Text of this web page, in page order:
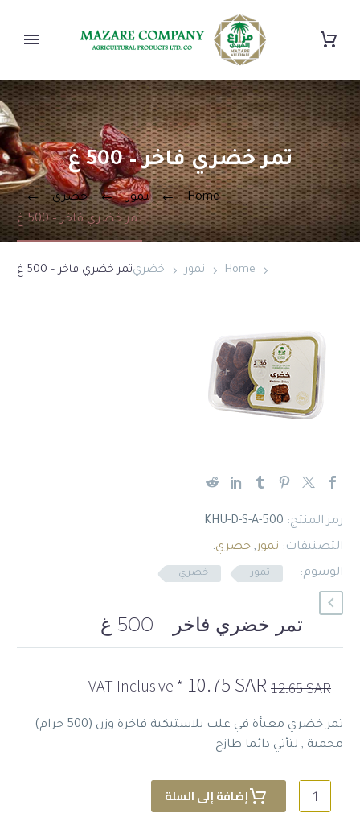
English
تمر خضري فاخر – 500 غ
Home تمور
خضري
تمر خضري فاخر – 500 غ
Home تمور خضريتمر خضري فاخر – 500 غ
رمز المنتج: KHU-D-S-A-500
التصنيفات: تمور, خضري.
الوسوم:
تمور خضري
تمر خضري فاخر – 500 غ
12.65SAR السعر
هو:
12.65 SAR.
10.75 SAR السعر
هو:
* VAT Inclusive
تمر خضري معبأة في علب بلاستيكية فاخرة وزن (500 جرام)
محمية , لتأتي دائما طازج
كمية
تمر
إضافة إلى السلة